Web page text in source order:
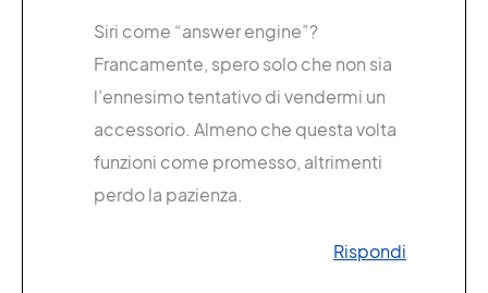
Siri come “answer engine”?
Francamente, spero solo che non sia
l’ennesimo tentativo di vendermi un
accessorio. Almeno che questa volta
funzioni come promesso, altrimenti
perdo la pazienza.
Rispondi